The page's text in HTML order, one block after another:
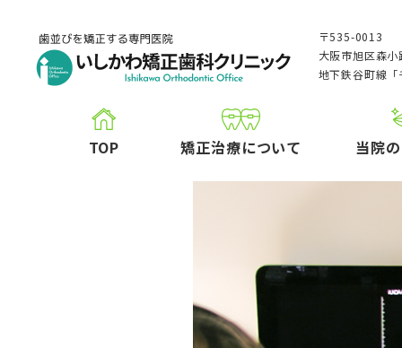
〒535-0013
大阪市旭区森
地下鉄谷町線
TOP 矯正治療について 当院